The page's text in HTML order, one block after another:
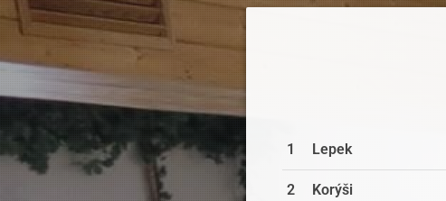
1 Lepek
2 Korýši